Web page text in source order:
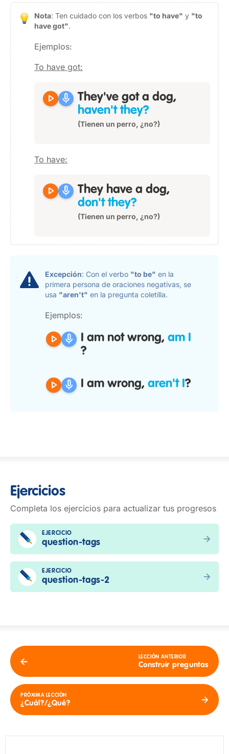
Nota: Ten cuidado con los verbos "to have" y "to
have got".
Ejemplos:
To have got:
play_arrow mic They've got a dog,
haven't they?
(Tienen un perro, ¿no?)
To have:
play_arrow mic They have a dog,
don't they?
(Tienen un perro, ¿no?)
Excepción: Con el verbo "to be" en la
primera persona de oraciones negativas, se
usa "aren't" en la pregunta coletilla.
Ejemplos:
play_arrow mic I am not wrong, am I
?
play_arrow mic I am wrong, aren't I?
Ejercicios
Completa los ejercicios para actualizar tus progresos
EJERCICIO
question-tags
EJERCICIO
question-tags-2
LECCIÓN ANTERIOR
Construir preguntas
PRÓXIMA LECCIÓN
¿Cuál?/¿Qué?